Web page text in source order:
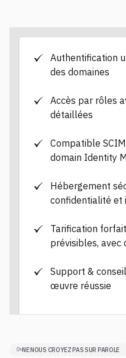
Authentification
des domaines
Accès par rôles
détaillées
Compatible
domain Identity
Hébergement
confidentialité et
Tarification
prévisibles,
Support &
œuvre réussie
NE NOUS CROYEZ PAS SUR PAROLE